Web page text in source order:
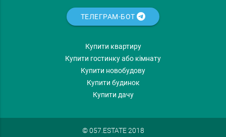
ТЕЛЕГРАМ-БОТ
Купити квартиру
Купити гостинку або кімнату
Купити новобудову
Купити будинок
Купити дачу
© 057.ESTATE 2018